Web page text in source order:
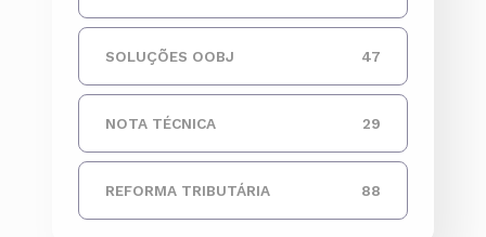
SOLUÇÕES OOBJ 47
NOTA TÉCNICA 29
REFORMA TRIBUTÁRIA 88